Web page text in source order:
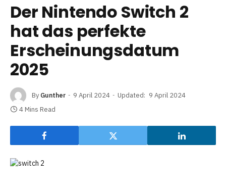
Der Nintendo Switch 2
hat das perfekte
Erscheinungsdatum
2025
By Gunther 9 April 2024 Updated: 9 April 2024
4 Mins Read